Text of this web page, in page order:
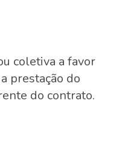
coletiva a favor
prestação do
do contrato.